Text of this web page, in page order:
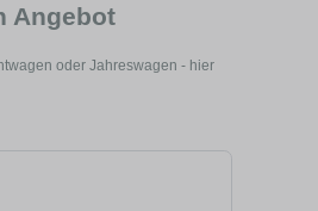
Angebot
oder Jahreswagen - hier